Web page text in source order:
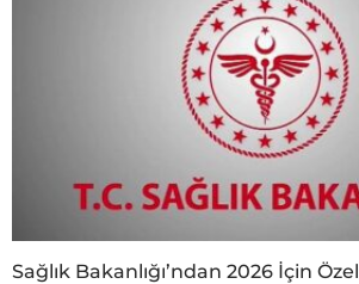
Sağlık Bakanlığı’ndan 2026 İçin